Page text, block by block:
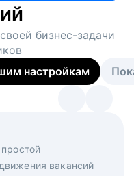
бизнес-задачи
настройкам
вакансий
на главной странице
сколько
за дело возьмутся
менеджеры